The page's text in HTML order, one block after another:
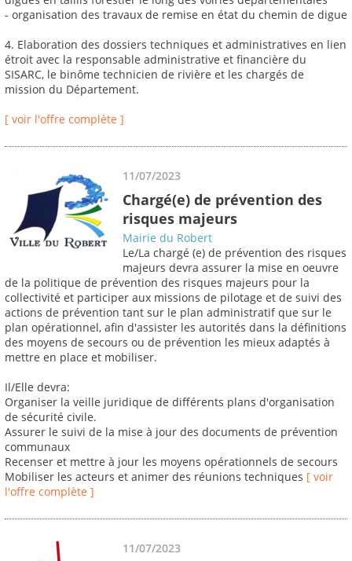
- organisation des travaux de remise en état du chemin de digue
4. Elaboration des dossiers techniques et administratives en lien
étroit avec la responsable administrative et financière du
SISARC, le binôme technicien de rivière et les chargés de
mission du Département.
[ voir l'offre complète ]
11/07/2023
Chargé(e) de prévention des
risques majeurs
Mairie du Robert
Le/La chargé (e) de prévention des risques
majeurs devra assurer la mise en oeuvre
de la politique de prévention des risques majeurs pour la
collectivité et participer aux missions de pilotage et de suivi des
actions de prévention tant sur le plan administratif que sur le
plan opérationnel, afin d'assister les autorités dans la définitions
des moyens de secours ou de prévention les mieux adaptés à
mettre en place et mobiliser.
Il/Elle devra:
Organiser la veille juridique de différents plans d'organisation
de sécurité civile.
Assurer le suivi de la mise à jour des documents de prévention
communaux
Recenser et mettre à jour les moyens opérationnels de secours
Mobiliser les acteurs et animer des réunions techniques [ voir
l'offre complète ]
11/07/2023